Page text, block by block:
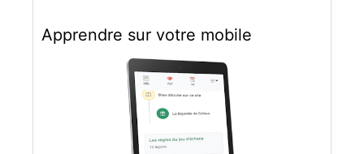
Apprendre sur votre mobile